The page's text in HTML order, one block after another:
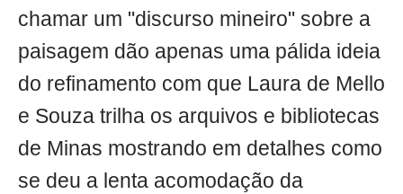
chamar um "discurso mineiro" sobre a
paisagem dão apenas uma pálida ideia
do refinamento com que Laura de Mello
e Souza trilha os arquivos e bibliotecas
de Minas mostrando em detalhes como
se deu a lenta acomodação da